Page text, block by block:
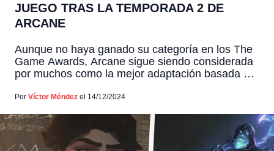
JUEGO TRAS LA TEMPORADA 2 DE
ARCANE
Aunque no haya ganado su categoría en los The
Game Awards, Arcane sigue siendo considerada
por muchos como la mejor adaptación basada en
tal entre la comunidad de League of Legends,
la aclamada serie, Viktor ha experimentado […]
Por Víctor Méndez el 14/12/2024